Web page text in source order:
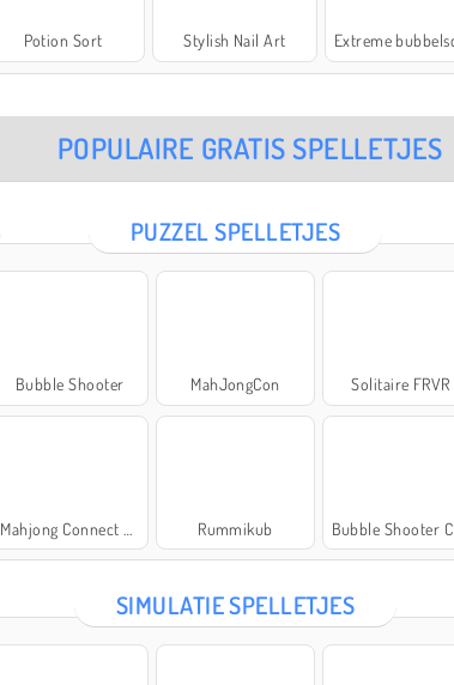
Potion Sort Stylish Nail Art
POPULAIRE GRATIS SPELLETJES
PUZZEL SPELLETJES
Bubble Shooter MahJongCon Solitaire FRVR
Rummikub
SIMULATIE SPELLETJES